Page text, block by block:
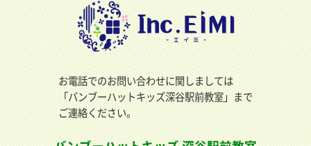
お電話でのお問い合わせに関しましては
「バンブーハットキッズ深谷駅前教室」まで
ご連絡ください。